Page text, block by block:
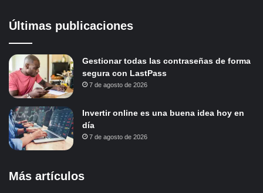
Últimas publicaciones
Gestionar todas las contraseñas de forma
segura con LastPass
7 de agosto de 2026
Invertir online es una buena idea hoy en
día
7 de agosto de 2026
Más artículos